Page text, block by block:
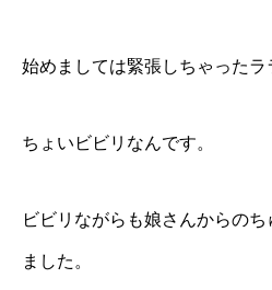
始めましては緊張しちゃった
ちょいビビリなんです。
ビビリながらも娘さんからの
ました。